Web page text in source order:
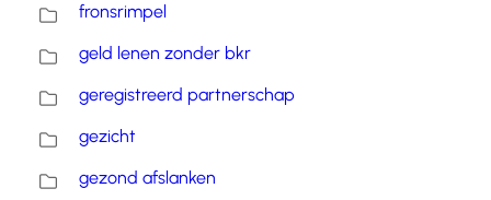
fronsrimpel
geld lenen zonder bkr
geregistreerd partnerschap
gezicht
gezond afslanken